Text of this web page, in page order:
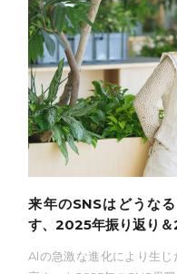
来年のSNSはどうな
す、2025年振り返り
AIの急激な進化により生